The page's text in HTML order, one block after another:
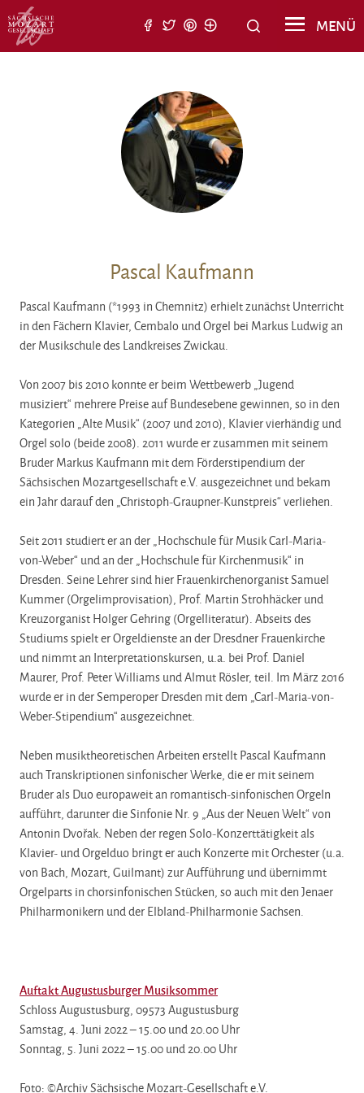
Suchen
MENÜ
Pascal Kaufmann
Pascal Kaufmann (*1993 in Chemnitz) erhielt zunächst Unterricht
in den Fächern Klavier, Cembalo und Orgel bei Markus Ludwig an
der Musikschule des Landkreises Zwickau.
Von 2007 bis 2010 konnte er beim Wettbewerb „Jugend
musiziert“ mehrere Preise auf Bundesebene gewinnen, so in den
Kategorien „Alte Musik“ (2007 und 2010), Klavier vierhändig und
Orgel solo (beide 2008). 2011 wurde er zusammen mit seinem
Bruder Markus Kaufmann mit dem Förderstipendium der
Sächsischen Mozartgesellschaft e.V. ausgezeichnet und bekam
ein Jahr darauf den „Christoph-Graupner-Kunstpreis“ verliehen.
Seit 2011 studiert er an der „Hochschule für Musik Carl-Maria-
von-Weber“ und an der „Hochschule für Kirchenmusik“ in
Dresden. Seine Lehrer sind hier Frauenkirchenorganist Samuel
Kummer (Orgelimprovisation), Prof. Martin Strohhäcker und
Kreuzorganist Holger Gehring (Orgelliteratur). Abseits des
Studiums spielt er Orgeldienste an der Dresdner Frauenkirche
und nimmt an Interpretationskursen, u.a. bei Prof. Daniel
Maurer, Prof. Peter Williams und Almut Rösler, teil. Im März 2016
wurde er in der Semperoper Dresden mit dem „Carl-Maria-von-
Weber-Stipendium“ ausgezeichnet.
Neben musiktheoretischen Arbeiten erstellt Pascal Kaufmann
auch Transkriptionen sinfonischer Werke, die er mit seinem
Bruder als Duo europaweit an romantisch-sinfonischen Orgeln
aufführt, darunter die Sinfonie Nr. 9 „Aus der Neuen Welt“ von
Antonin Dvořak. Neben der regen Solo-Konzerttätigkeit als
Klavier- und Orgelduo bringt er auch Konzerte mit Orchester (u.a.
von Bach, Mozart, Guilmant) zur Aufführung und übernimmt
Orgelparts in chorsinfonischen Stücken, so auch mit den Jenaer
Philharmonikern und der Elbland-Philharmonie Sachsen.
Auftakt Augustusburger Musiksommer
Schloss Augustusburg,09573 Augustusburg
Samstag, 4. Juni 2022 – 15.00 und 20.00 Uhr
Sonntag, 5. Juni 2022 – 15.00 und 20.00 Uhr
Foto: ©Archiv Sächsische Mozart-Gesellschaft e.V.